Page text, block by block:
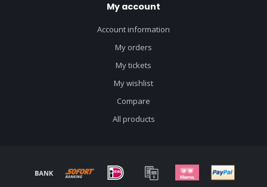
My account
Account information
My orders
My tickets
My wishlist
Compare
All products